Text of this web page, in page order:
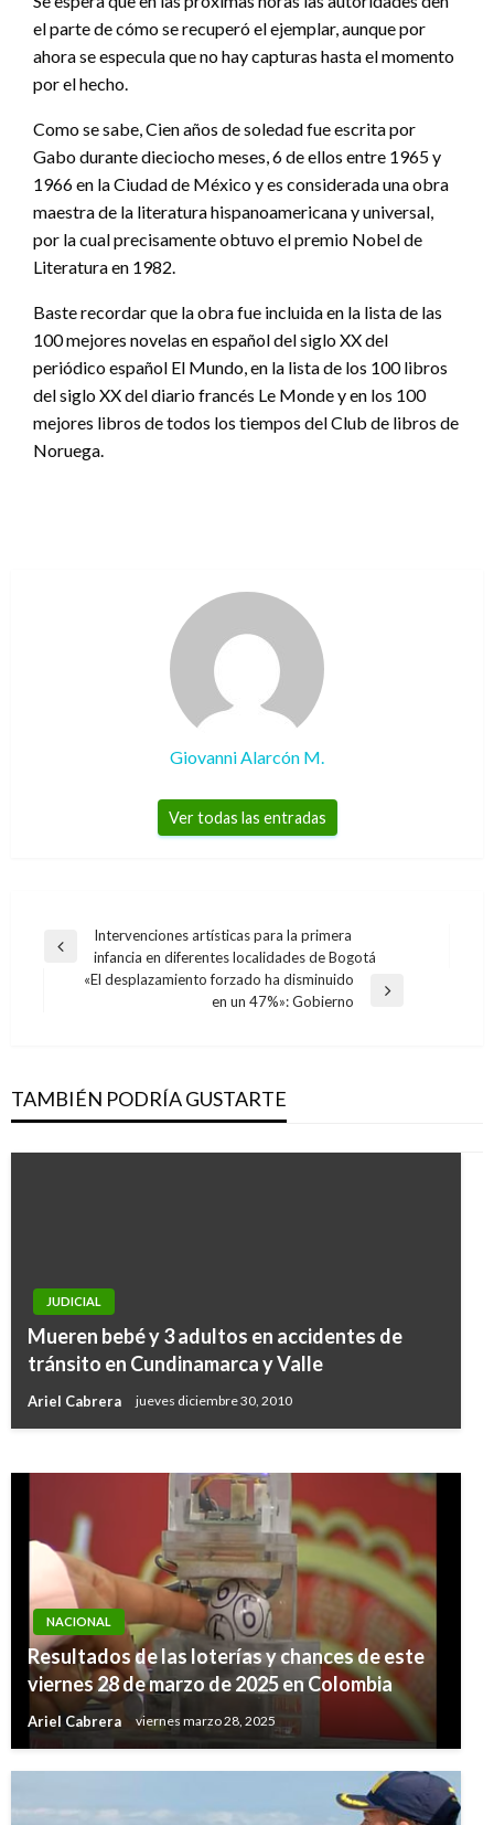
el parte de cómo se recuperó el ejemplar, aunque por
ahora se especula que no hay capturas hasta el momento
por el hecho.
Como se sabe, Cien años de soledad fue escrita por
Gabo durante dieciocho meses, 6 de ellos entre 1965 y
1966 en la Ciudad de México y es considerada una obra
maestra de la literatura hispanoamericana y universal,
por la cual precisamente obtuvo el premio Nobel de
Literatura en 1982.
Baste recordar que la obra fue incluida en la lista de las
100 mejores novelas en español del siglo XX del
periódico español El Mundo, en la lista de los 100 libros
del siglo XX del diario francés Le Monde y en los 100
mejores libros de todos los tiempos del Club de libros de
Noruega.
Giovanni Alarcón M.
Ver todas las entradas
Navegación
Entrada
anterior
Intervenciones artísticas para la primera
infancia en diferentes localidades de Bogotá
«El desplazamiento forzado ha disminuido
en un 47%»: Gobierno
TAMBIÉN PODRÍA GUSTARTE
JUDICIAL
Mueren bebé y 3 adultos en accidentes de
tránsito en Cundinamarca y Valle
Ariel Cabrera jueves diciembre 30, 2010
Menos trámites y más agilidad por una mejor
NACIONAL
Resultados de las loterías y chances de este
viernes 28 de marzo de 2025 en Colombia
Ariel Cabrera viernes marzo 28, 2025